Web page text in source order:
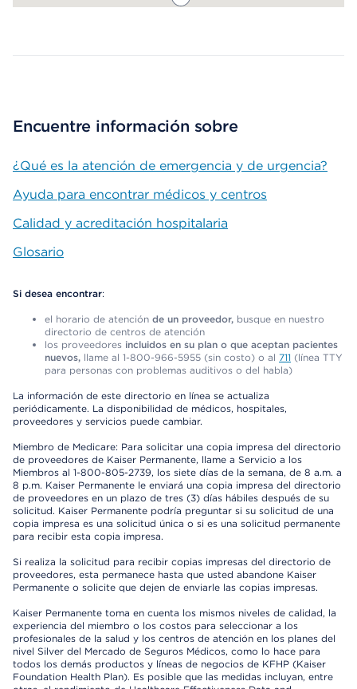
Encuentre información sobre
¿Qué es la atención de emergencia y de urgencia?
Ayuda para encontrar médicos y centros
Calidad y acreditación hospitalaria
Glosario
Si desea encontrar:
el horario de atención de un proveedor, busque en nuestro
directorio de centros de atención
los proveedores incluidos en su plan o que aceptan pacientes
nuevos, llame al 1-800-966-5955 (sin costo) o al 711 (línea TTY
para personas con problemas auditivos o del habla)
La información de este directorio en línea se actualiza
periódicamente. La disponibilidad de médicos, hospitales,
proveedores y servicios puede cambiar.
Miembro de Medicare: Para solicitar una copia impresa del directorio
de proveedores de Kaiser Permanente, llame a Servicio a los
Miembros al 1-800-805-2739, los siete días de la semana, de 8 a.m. a
8 p.m. Kaiser Permanente le enviará una copia impresa del directorio
de proveedores en un plazo de tres (3) días hábiles después de su
solicitud. Kaiser Permanente podría preguntar si su solicitud de una
copia impresa es una solicitud única o si es una solicitud permanente
para recibir esta copia impresa.
Si realiza la solicitud para recibir copias impresas del directorio de
proveedores, esta permanece hasta que usted abandone Kaiser
Permanente o solicite que dejen de enviarle las copias impresas.
Kaiser Permanente toma en cuenta los mismos niveles de calidad, la
experiencia del miembro o los costos para seleccionar a los
profesionales de la salud y los centros de atención en los planes del
nivel Silver del Mercado de Seguros Médicos, como lo hace para
todos los demás productos y líneas de negocios de KFHP (Kaiser
Foundation Health Plan). Es posible que las medidas incluyan, entre